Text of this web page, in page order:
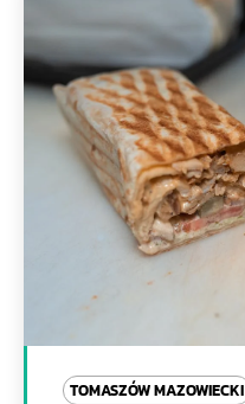
TOMASZÓW MAZOWIECKI